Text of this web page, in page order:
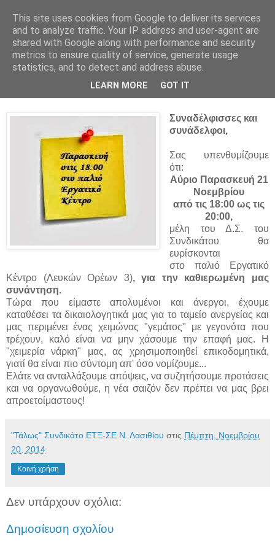
Συνάντηση εργαζόμενων
Συναδέλφισσες και
συνάδελφοι,
Σας υπενθυμίζουμε
ότι:
Αύριο Παρασκευή 21
Νοεμβρίου
από τις 18:00 ως τις
20:00,
μέλη του Δ.Σ. του
Συνδικάτου θα
ευρίσκονται
στο παλιό Εργατικό
Κέντρο (Λευκών Ορέων 3), για την καθιερωμένη μας
συνάντηση.
Τώρα που είμαστε απολυμένοι και άνεργοι, έχουμε
καταθέσει τα δικαιολογητικά μας για το ταμείο ανεργείας και
μας περιμένει ένας χειμώνας "γεμάτος" με γεγονότα που
τρέχουν, καλό είναι να μην χάσουμε την επαφή μας. Η
"χειμερία νάρκη" μας, ας χρησιμοποιηθεί επικοδομητικά,
γιατί θα είναι πιο σύντομη απ' όσο νομίζουμε...
Ελάτε να ανταλλάξουμε απόψεις, να συζητήσουμε προτάσεις
και να οργανωθούμε, η νέα σαιζόν δεν πρέπει να μας βρει
απροετοίμαστους!
"Τάλως" Συνδικάτο ΕΤΞ-ΣΕ Ν. Λασιθίου στις Πέμπτη, Νοεμβρίου
20, 2014
Κοινή χρήση
Δεν υπάρχουν σχόλια:
Δημοσίευση σχολίου
This site uses cookies from Google to deliver its services
and to analyze traffic. Your IP address and user-agent are
shared with Google along with performance and security
metrics to ensure quality of service, generate usage
statistics, and to detect and address abuse.
LEARN MORE GOT IT